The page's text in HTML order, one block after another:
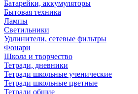
Батарейки, аккумуляторы
Бытовая техника
Лампы
Светильники
Удлинители, сетевые фильтры
Фонари
Школа и творчество
Тетради, дневники
Тетради школьные ученические
Тетради школьные цветные
Тетради общие